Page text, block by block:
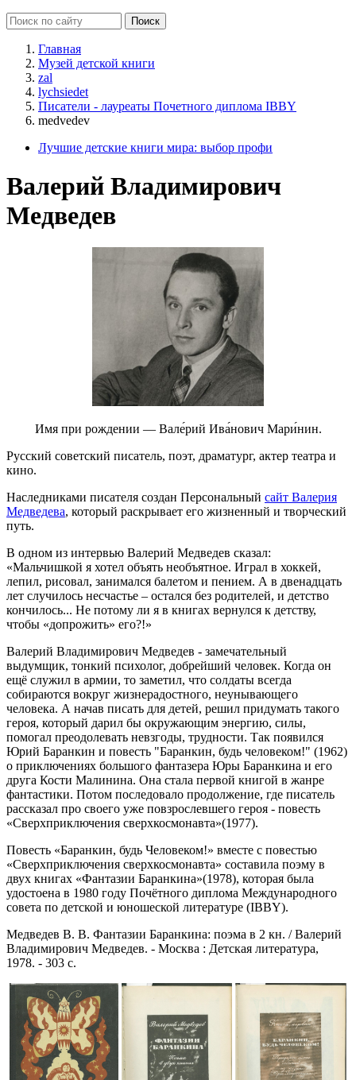
Главная
Музей детской книги
zal
lychsiedet
Писатели - лауреаты Почетного диплома IBBY
medvedev
Лучшие детские книги мира: выбор профи
Валерий Владимирович
Медведев
Имя при рождении — Вале́рий Ива́нович Мари́нин.
Русский советский писатель, поэт, драматург, актер театра и
кино.
Наследниками писателя создан Персональный сайт Валерия
Медведева, который раскрывает его жизненный и творческий
путь.
В одном из интервью Валерий Медведев сказал:
«Мальчишкой я хотел объять необъятное. Играл в хоккей,
лепил, рисовал, занимался балетом и пением. А в двенадцать
лет случилось несчастье – остался без родителей, и детство
кончилось... Не потому ли я в книгах вернулся к детству,
чтобы «допрожить» его?!»
Валерий Владимирович Медведев - замечательный
выдумщик, тонкий психолог, добрейший человек. Когда он
ещё служил в армии, то заметил, что солдаты всегда
собираются вокруг жизнерадостного, неунывающего
человека. А начав писать для детей, решил придумать такого
героя, который дарил бы окружающим энергию, силы,
помогал преодолевать невзгоды, трудности. Так появился
Юрий Баранкин и повесть "Баранкин, будь человеком!" (1962)
о приключениях большого фантазера Юры Баранкина и его
друга Кости Малинина. Она стала первой книгой в жанре
фантастики. Потом последовало продолжение, где писатель
рассказал про своего уже повзрослевшего героя - повесть
«Сверхприключения сверхкосмонавта»(1977).
Повесть «Баранкин, будь Человеком!» вместе с повестью
«Сверхприключения сверхкосмонавта» составила поэму в
двух книгах «Фантазии Баранкина»(1978), которая была
удостоена в 1980 году Почётного диплома Международного
совета по детской и юношеской литературе (IBBY).
Медведев В. В. Фантазии Баранкина: поэма в 2 кн. / Валерий
Владимирович Медведев. - Москва : Детская литература,
1978. - 303 с.